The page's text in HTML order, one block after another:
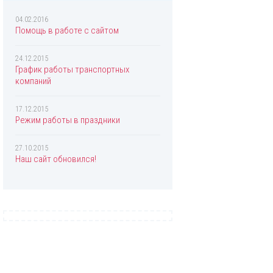
Christian Dior
Clinique
Coach
Davidoff
Dolce & Gabbana
04.02.2016
Помощь в работе с сайтом
24.12.2015
График работы транспортных
компаний
17.12.2015
Режим работы в праздники
27.10.2015
Наш сайт обновился!